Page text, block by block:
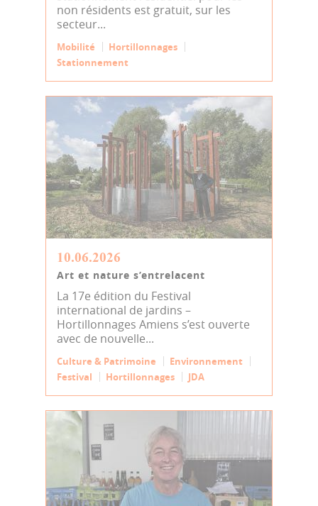
non résidents est gratuit, sur les
secteur...
Mobilité
Hortillonnages
Stationnement
10.06.2026
Art et nature s’entrelacent
La 17e édition du Festival
international de jardins –
Hortillonnages Amiens s’est ouverte
avec de nouvelle...
Culture & Patrimoine
Environnement
Festival
Hortillonnages JDA